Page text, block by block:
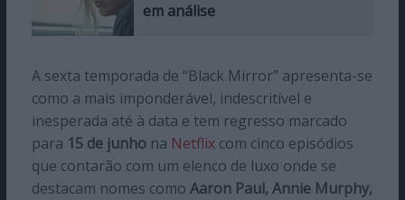
em análise
A sexta temporada de “Black Mirror” apresenta-se
como a mais imponderável, indescritível e
inesperada até à data e tem regresso marcado
para 15 de junhona Netflixcom cinco episódios
que contarão com um elenco de luxo onde se
destacam nomes como Aaron Paul, Annie Murphy,